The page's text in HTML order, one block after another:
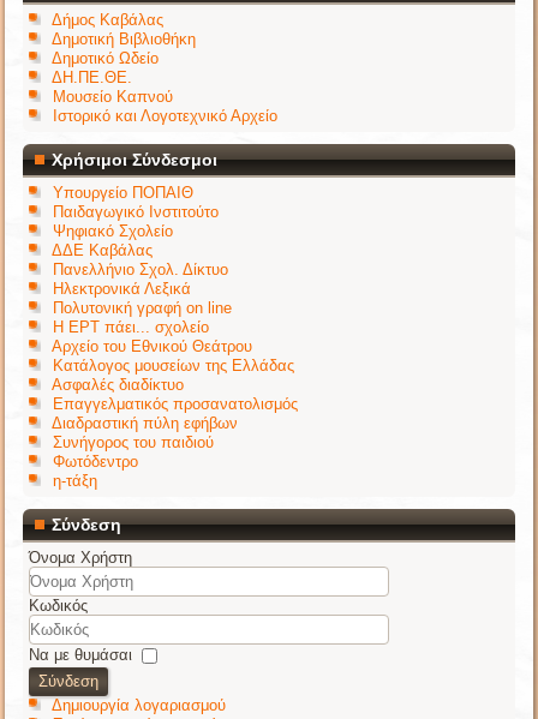
Δήμος Καβάλας
Δημοτική Βιβλιοθήκη
Δημοτικό Ωδείο
ΔΗ.ΠΕ.ΘΕ.
Μουσείο Καπνού
Ιστορικό και Λογοτεχνικό Αρχείο
Χρήσιμοι Σύνδεσμοι
Υπουργείο ΠΟΠΑΙΘ
Παιδαγωγικό Ινστιτούτο
Ψηφιακό Σχολείο
ΔΔΕ Καβάλας
Πανελλήνιο Σχολ. Δίκτυο
Ηλεκτρονικά Λεξικά
Πολυτονική γραφή on line
Η ΕΡΤ πάει... σχολείο
Αρχείο του Εθνικού Θεάτρου
Κατάλογος μουσείων της Ελλάδας
Ασφαλές διαδίκτυο
Επαγγελματικός προσανατολισμός
Διαδραστική πύλη εφήβων
Συνήγορος του παιδιού
Φωτόδεντρο
η-τάξη
Σύνδεση
Όνομα Χρήστη
Κωδικός
Να με θυμάσαι
Σύνδεση
Δημιουργία λογαριασμού